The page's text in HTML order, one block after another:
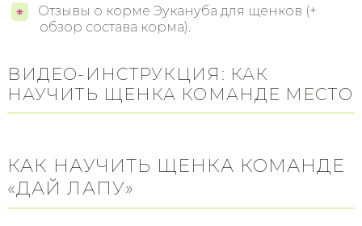
Отзывы о корме Эукануба для щенков (+
обзор состава корма).
ВИДЕО-ИНСТРУКЦИЯ: КАК
НАУЧИТЬ ЩЕНКА КОМАНДЕ МЕСТО
КАК НАУЧИТЬ ЩЕНКА КОМАНДЕ
«ДАЙ ЛАПУ»